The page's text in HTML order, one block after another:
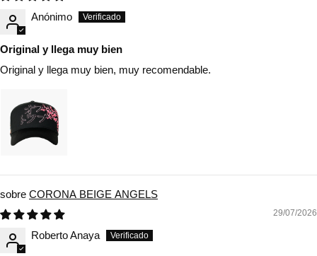
Anónimo
Original y llega muy bien
Original y llega muy bien, muy recomendable.
CORONA BEIGE ANGELS
29/07/2026
Roberto Anaya